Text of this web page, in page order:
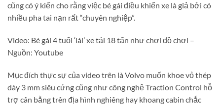
cũng có ý kiến cho rằng việc bé gái điều khiển xe là giả bởi có
nhiều pha tai nạn rất “chuyên nghiệp”.
Video: Bé gái 4 tuổi ‘lái’ xe tải 18 tấn như chơi đồ chơi –
Nguồn: Youtube
Mục đích thực sự của video trên là Volvo muốn khoe vỏ thép
dày 3 mm siêu cứng cũng như công nghệ Traction Control hỗ
trợ cân bằng trên địa hình nghiêng hay khoang cabin chắc